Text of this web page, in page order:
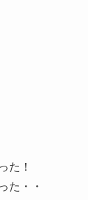
た！
た・・